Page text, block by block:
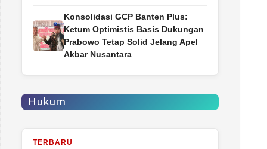
Konsolidasi GCP Banten Plus:
Ketum Optimistis Basis Dukungan
Prabowo Tetap Solid Jelang Apel
Akbar Nusantara
Hukum
TERBARU